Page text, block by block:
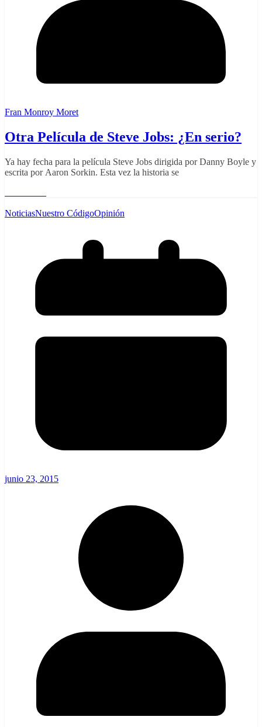
Fran Monroy Moret
Otra Película de Steve Jobs: ¿En serio?
Ya hay fecha para la película Steve Jobs dirigida por Danny Boyle y
escrita por Aaron Sorkin. Esta vez la historia se
NoticiasNuestro CódigoOpinión
junio 23, 2015